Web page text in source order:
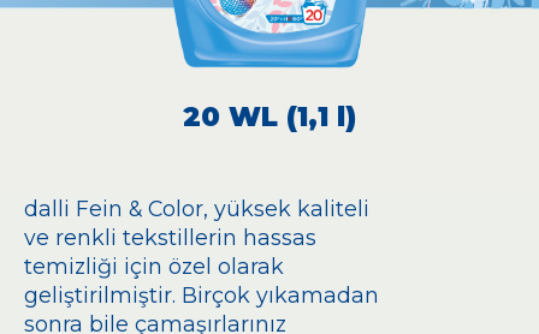
20 WL (1,1 l)
dalli Fein & Color, yüksek kaliteli
ve renkli tekstillerin hassas
temizliği için özel olarak
geliştirilmiştir. Birçok yıkamadan
sonra bile çamaşırlarınız